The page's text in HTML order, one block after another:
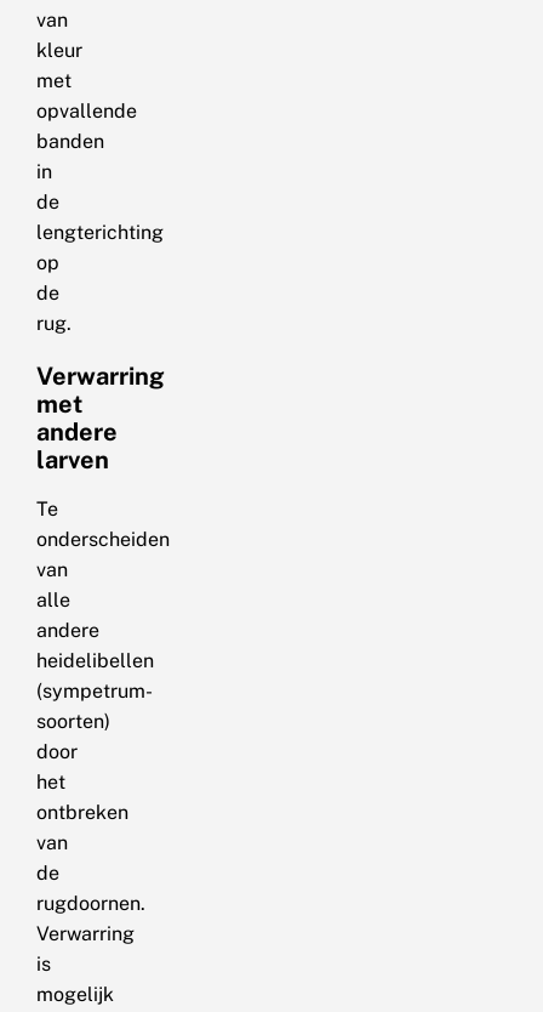
van
kleur
met
opvallende
banden
in
de
lengterichting
op
de
rug.
Verwarring
met
andere
larven
Te
onderscheiden
van
alle
andere
heidelibellen
(sympetrum-
soorten)
door
het
ontbreken
van
de
rugdoornen.
Verwarring
is
mogelijk